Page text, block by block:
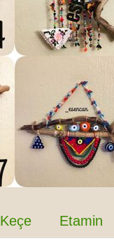
Keçe Etamin